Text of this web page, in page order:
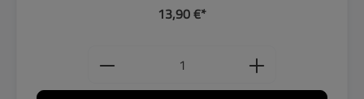
13,90 €*
Produkt Anzahl: Gib den